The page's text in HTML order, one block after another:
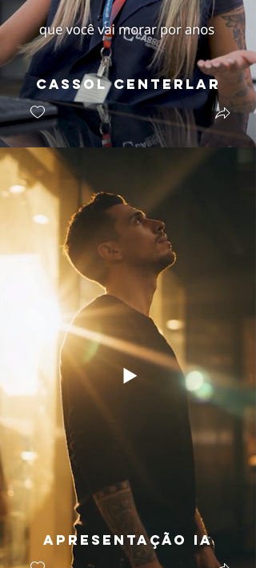
Cassol Centerlar
Apresentação IA